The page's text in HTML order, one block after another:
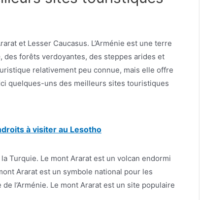
et Lesser Caucasus. L’Arménie est une terre
forêts verdoyantes, des steppes arides et
relativement peu connue, mais elle offre
quelques-uns des meilleurs sites touristiques
à visiter au Lesotho
Turquie. Le mont Ararat est un volcan endormi
Ararat est un symbole national pour les
l’Arménie. Le mont Ararat est un site populaire